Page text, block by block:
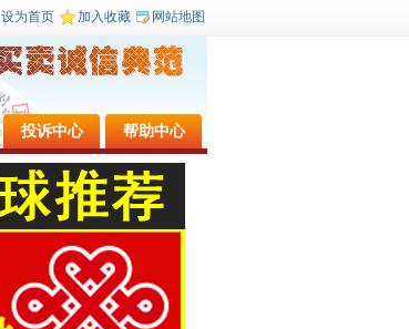
设为首页 加入收藏 网站地图
投诉中心 帮助中心